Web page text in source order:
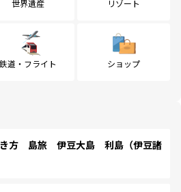
世界遺産 リゾート
鉄道・フライト ショップ
方 島旅 伊豆大島 利島（伊豆諸